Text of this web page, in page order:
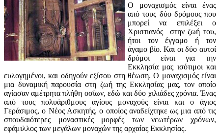
Ο μοναχισμός είναι ένας
από τους δύο δρόμους που
μπορεί να επιλέξει ο
Χριστιανός στην ζωή του,
ήτοι τον έγγαμο ή τον
άγαμο βίο. Και οι δύο αυτοί
δρόμοι είναι για την
Εκκλησία μας ισότιμοι και
ευλογημένοι, και οδηγούν εξίσου στη θέωση. Ο μοναχισμός είναι
μια δυναμική παρουσία στη ζωή της Εκκλησίας μας, τον οποίο
αγίασαν αμέτρητα πλήθη οσίων, εδώ και δύο χιλιάδες χρόνια. Ένας
από τους πολυάριθμους αγίους μοναχούς είναι και ο άγιος
Γεράσιμος, ο Νέος Ασκητής, ο οποίος αναδείχτηκε ως μια από τις
σπουδαιότερες μοναστικές μορφές των νεωτέρων χρόνων,
εφάμιλλος των μεγάλων μοναχών της αρχαίας Εκκλησίας.